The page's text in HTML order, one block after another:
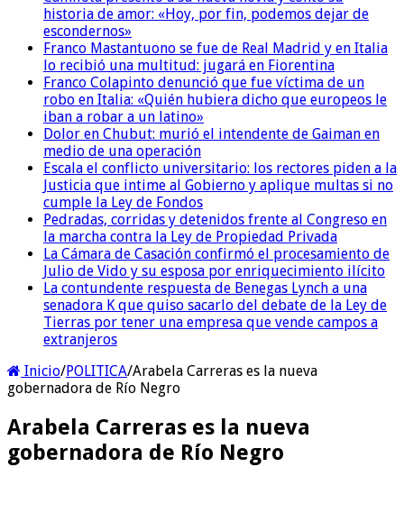
historia de amor: «Hoy, por fin, podemos dejar de
escondernos»
Franco Mastantuono se fue de Real Madrid y en Italia
lo recibió una multitud: jugará en Fiorentina
Franco Colapinto denunció que fue víctima de un
robo en Italia: «Quién hubiera dicho que europeos le
iban a robar a un latino»
Dolor en Chubut: murió el intendente de Gaiman en
medio de una operación
Escala el conflicto universitario: los rectores piden a la
Justicia que intime al Gobierno y aplique multas si no
cumple la Ley de Fondos
Pedradas, corridas y detenidos frente al Congreso en
la marcha contra la Ley de Propiedad Privada
La Cámara de Casación confirmó el procesamiento de
Julio de Vido y su esposa por enriquecimiento ilícito
La contundente respuesta de Benegas Lynch a una
senadora K que quiso sacarlo del debate de la Ley de
Tierras por tener una empresa que vende campos a
extranjeros
Inicio/POLITICA/Arabela Carreras es la nueva
gobernadora de Río Negro
Arabela Carreras es la nueva
gobernadora de Río Negro